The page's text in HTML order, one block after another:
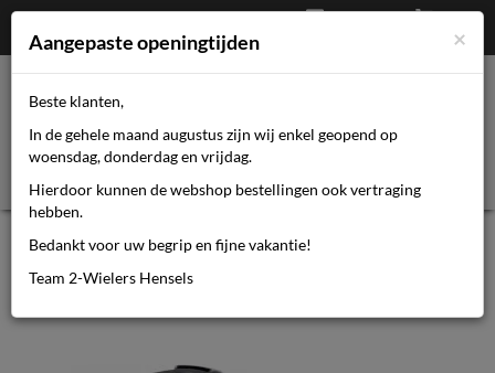
€0,00
Afrekenen
Mijn account
Shimano afdekkap Nexus SG-C3001-
7R (i.p.v. rollerb
×
Aangepaste openingtijden
Beste klanten,
In de gehele maand augustus zijn wij enkel geopend op
woensdag, donderdag en vrijdag.
Hierdoor kunnen de webshop bestellingen ook vertraging
hebben.
Bedankt voor uw begrip en fijne vakantie!
Team 2-Wielers Hensels